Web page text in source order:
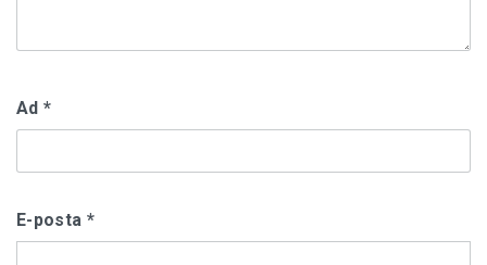
Ad *
E-posta *